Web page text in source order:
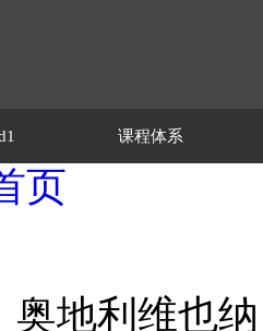
课程体系
页
奥地利维也